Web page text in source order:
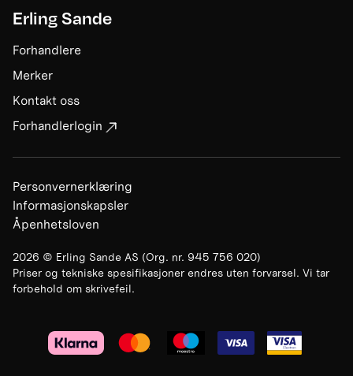
Erling Sande
Forhandlere
Merker
Kontakt oss
Forhandlerlogin
2026 © Erling Sande AS (Org. nr. 945 756 020)
Priser og tekniske spesifikasjoner endres uten forvarsel. Vi tar
forbehold om skrivefeil.
Personvernerklæring
Informasjonskapsler
Åpenhetsloven